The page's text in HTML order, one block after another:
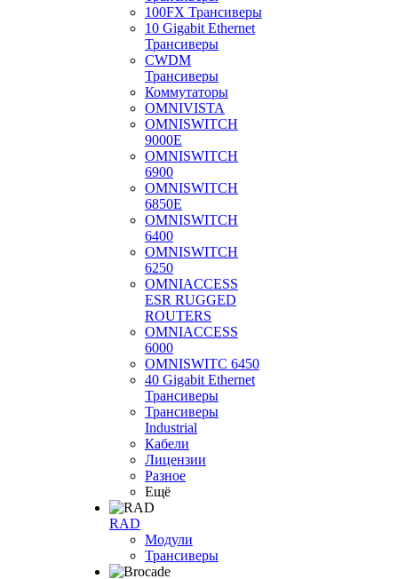
100FX Трансиверы
10 Gigabit Ethernet
Трансиверы
CWDM
Трансиверы
Коммутаторы
OMNIVISTA
OMNISWITCH
9000E
OMNISWITCH
6900
OMNISWITCH
6850E
OMNISWITCH
6400
OMNISWITCH
6250
OMNIACCESS
ESR RUGGED
ROUTERS
OMNIACCESS
6000
OMNISWITC 6450
40 Gigabit Ethernet
Трансиверы
Трансиверы
Industrial
Кабели
Лицензии
Разное
Ещё
RAD
Модули
Трансиверы